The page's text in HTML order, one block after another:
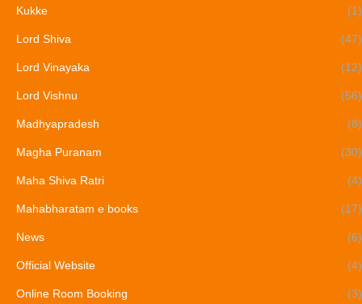
Kukke (1)
Lord Shiva (47)
Lord Vinayaka (12)
Lord Vishnu (56)
Madhyapradesh (8)
Magha Puranam (30)
Maha Shiva Ratri (4)
Mahabharatam e books (17)
News (6)
Official Website (4)
Online Room Booking (3)